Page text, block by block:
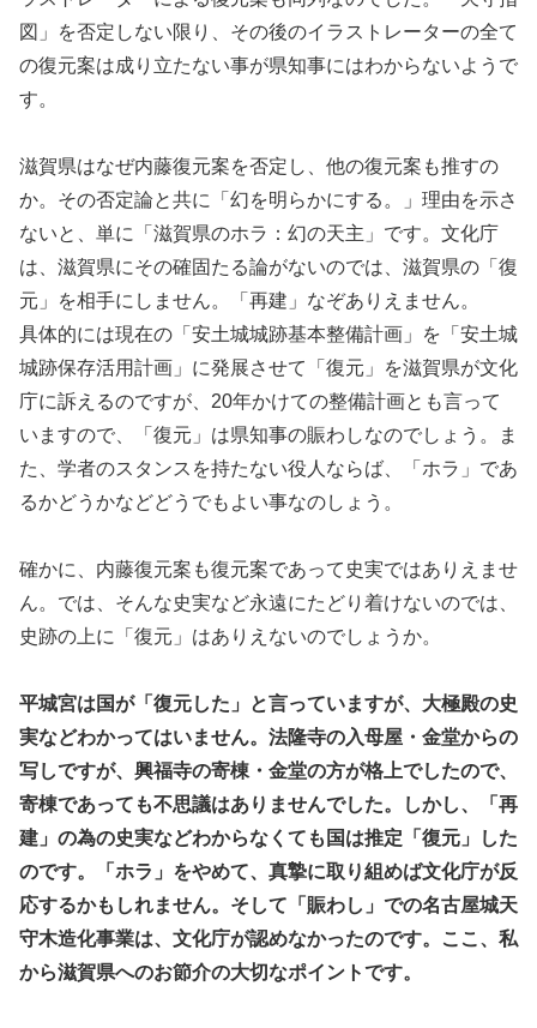
図」を否定しない限り、その後のイラストレーターの全て
の復元案は成り立たない事が県知事にはわからないようで
す。
滋賀県はなぜ内藤復元案を否定し、他の復元案も推すの
か。その否定論と共に「幻を明らかにする。」理由を示さ
ないと、単に「滋賀県のホラ：幻の天主」です。文化庁
は、滋賀県にその確固たる論がないのでは、滋賀県の「復
元」を相手にしません。「再建」なぞありえません。
具体的には現在の「安土城城跡基本整備計画」を「安土城
城跡保存活用計画」に発展させて「復元」を滋賀県が文化
庁に訴えるのですが、20年かけての整備計画とも言って
いますので、「復元」は県知事の賑わしなのでしょう。ま
た、学者のスタンスを持たない役人ならば、「ホラ」であ
るかどうかなどどうでもよい事なのしょう。
確かに、内藤復元案も復元案であって史実ではありえませ
ん。では、そんな史実など永遠にたどり着けないのでは、
史跡の上に「復元」はありえないのでしょうか。
平城宮は国が「復元した」と言っていますが、大極殿の史
実などわかってはいません。法隆寺の入母屋・金堂からの
写しですが、興福寺の寄棟・金堂の方が格上でしたので、
寄棟であっても不思議はありませんでした。しかし、「再
建」の為の史実などわからなくても国は推定「復元」した
のです。「ホラ」をやめて、真摯に取り組めば文化庁が反
応するかもしれません。そして「賑わし」での名古屋城天
守木造化事業は、文化庁が認めなかったのです。ここ、私
から滋賀県へのお節介の大切なポイントです。